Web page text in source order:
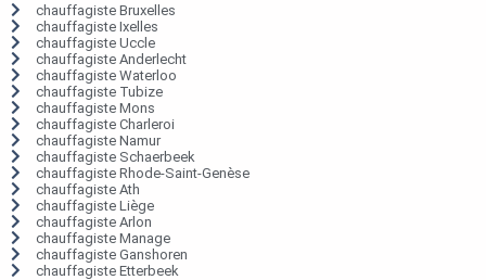
chauffagiste Bruxelles
chauffagiste Ixelles
chauffagiste Uccle
chauffagiste Anderlecht
chauffagiste Waterloo
chauffagiste Tubize
chauffagiste Mons
chauffagiste Charleroi
chauffagiste Namur
chauffagiste Schaerbeek
chauffagiste Rhode-Saint-Genèse
chauffagiste Ath
chauffagiste Liège
chauffagiste Arlon
chauffagiste Manage
chauffagiste Ganshoren
chauffagiste Etterbeek